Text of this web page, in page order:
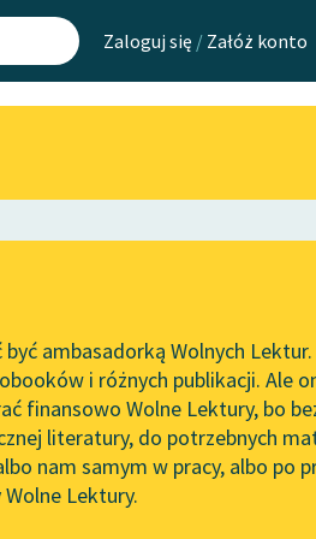
Zaloguj się / Załóż konto
Wolnych Lektur
PMH
Wolnych Lektur
O
ambasadorką Wolnych Lektur.
i różnych publikacji. Ale
finansowo Wolne Lektury, bo
literatury, do potrzebnych
nam samym w pracy, albo po
Lektury.